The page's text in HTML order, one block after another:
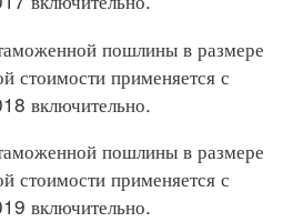
пошлины в размере
стоимости применяется с
включительно.
пошлины в размере
стоимости применяется с
включительно.